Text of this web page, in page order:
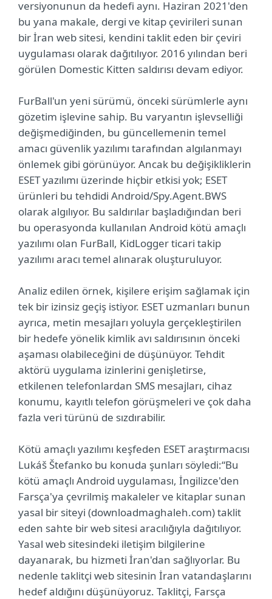
versiyonunun da hedefi aynı. Haziran 2021'den
bu yana makale, dergi ve kitap çevirileri sunan
bir İran web sitesi, kendini taklit eden bir çeviri
uygulaması olarak dağıtılıyor. 2016 yılından beri
görülen Domestic Kitten saldırısı devam ediyor.
FurBall'un yeni sürümü, önceki sürümlerle aynı
gözetim işlevine sahip. Bu varyantın işlevselliği
değişmediğinden, bu güncellemenin temel
amacı güvenlik yazılımı tarafından algılanmayı
önlemek gibi görünüyor. Ancak bu değişikliklerin
ESET yazılımı üzerinde hiçbir etkisi yok; ESET
ürünleri bu tehdidi Android/Spy.Agent.BWS
olarak algılıyor. Bu saldırılar başladığından beri
bu operasyonda kullanılan Android kötü amaçlı
yazılımı olan FurBall, KidLogger ticari takip
yazılımı aracı temel alınarak oluşturuluyor.
Analiz edilen örnek, kişilere erişim sağlamak için
tek bir izinsiz geçiş istiyor. ESET uzmanları bunun
ayrıca, metin mesajları yoluyla gerçekleştirilen
bir hedefe yönelik kimlik avı saldırısının önceki
aşaması olabileceğini de düşünüyor. Tehdit
aktörü uygulama izinlerini genişletirse,
etkilenen telefonlardan SMS mesajları, cihaz
konumu, kayıtlı telefon görüşmeleri ve çok daha
fazla veri türünü de sızdırabilir.
Kötü amaçlı yazılımı keşfeden ESET araştırmacısı
Lukáš Štefanko bu konuda şunları söyledi:“Bu
kötü amaçlı Android uygulaması, İngilizce'den
Farsça'ya çevrilmiş makaleler ve kitaplar sunan
yasal bir siteyi (downloadmaghaleh.com) taklit
eden sahte bir web sitesi aracılığıyla dağıtılıyor.
Yasal web sitesindeki iletişim bilgilerine
dayanarak, bu hizmeti İran'dan sağlıyorlar. Bu
nedenle taklitçi web sitesinin İran vatandaşlarını
hedef aldığını düşünüyoruz. Taklitçi, Farsça